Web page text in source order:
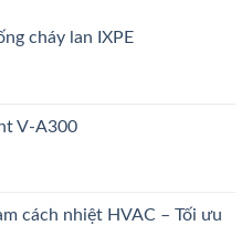
cháy lan IXPE
V-A300
cách nhiệt HVAC – Tối ưu